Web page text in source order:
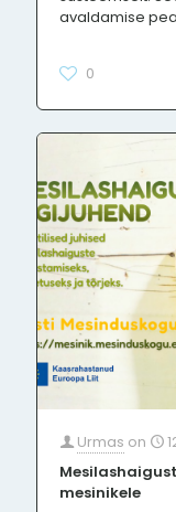
avaldamise
0
Urmas on
mesinikele